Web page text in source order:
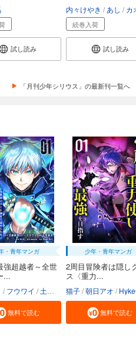
試し読み
内々けやき あし カオ
続巻入荷
試し読み
「月刊少年シリウス」の最新刊一覧へ
・青年マンガ
強超越者～全世
...
フウワイ 土田健太 3rd Ie maruco
無料で読む
少年・青年マンガ
2周目冒険者は隠し
ス〈重力...
猫子 朝日アオ
無料で読む